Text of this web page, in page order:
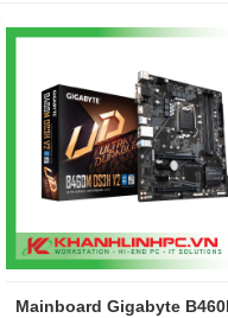
Gigabyte B460M